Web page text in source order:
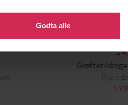
eller endre ditt samtykke.
Godta alle
Thure